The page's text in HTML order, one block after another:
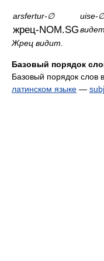
arsfertur-∅ uise-
жрец-NOM.SG
Жрец видит.
Базовый порядок
Базовый порядок слов
латинском языке —